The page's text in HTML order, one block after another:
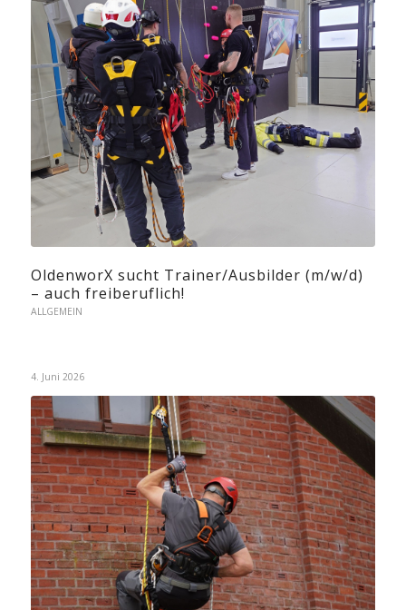
OldenworX sucht Trainer/Ausbilder (m/w/d)
– auch freiberuflich!
ALLGEMEIN
4. Juni 2026